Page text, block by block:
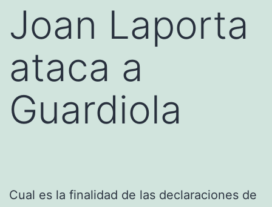
Joan Laporta
ataca a
Guardiola
Cual es la finalidad de las declaraciones de